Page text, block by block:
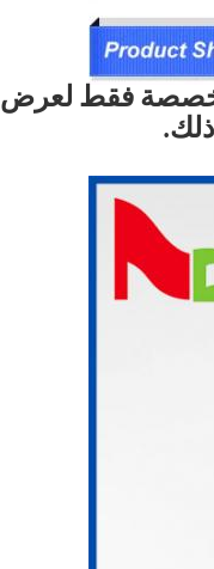
مخصصة فقط لعرض
ذلك.